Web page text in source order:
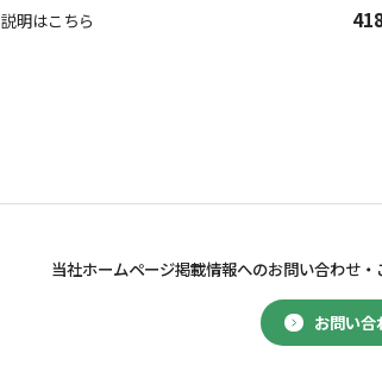
説明はこちら
お問い合
当社ホームページ掲載情報へのお問い合わせ・